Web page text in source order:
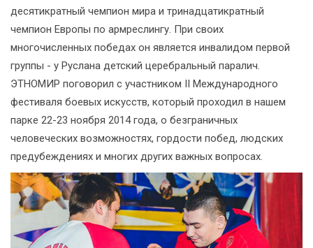
десятикратный чемпион мира и тринадцатикратный
чемпион Европы по армреслингу. При своих
многочисленных победах он является инвалидом первой
группы - у Руслана детский церебральный паралич.
ЭТНОМИР поговорил с участником II Международного
фестиваля боевых искусств, который проходил в нашем
парке 22-23 ноября 2014 года, о безграничных
человеческих возможностях, гордости побед, людских
предубеждениях и многих других важных вопросах.